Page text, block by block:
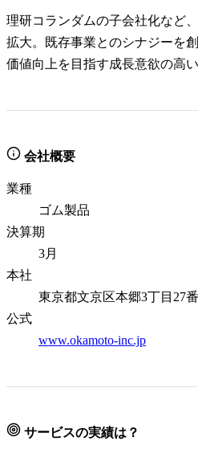
理研コランダムの子会社化など
拡大。既存事業とのシナジーを
価値向上を目指す成長意欲の高い
会社概要
業種
ゴム製品
決算期
3月
本社
東京都文京区本郷3丁目27
公式
www.okamoto-inc.jp
サービスの実績は？